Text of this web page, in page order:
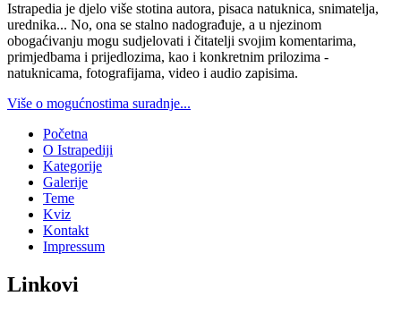
Istrapedia je djelo više stotina autora, pisaca natuknica, snimatelja,
urednika... No, ona se stalno nadograđuje, a u njezinom
obogaćivanju mogu sudjelovati i čitatelji svojim komentarima,
primjedbama i prijedlozima, kao i konkretnim prilozima -
natuknicama, fotografijama, video i audio zapisima.
Više o mogućnostima suradnje...
Početna
O Istrapediji
Kategorije
Galerije
Teme
Kviz
Kontakt
Impressum
Linkovi